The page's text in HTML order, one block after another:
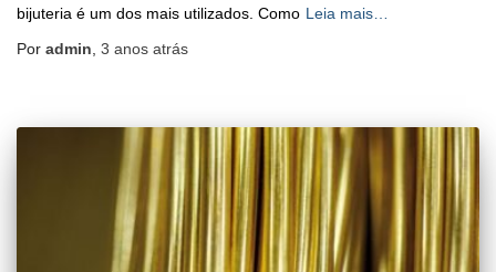
bijuteria é um dos mais utilizados. Como Leia mais…
Por admin, 3 anos atrás